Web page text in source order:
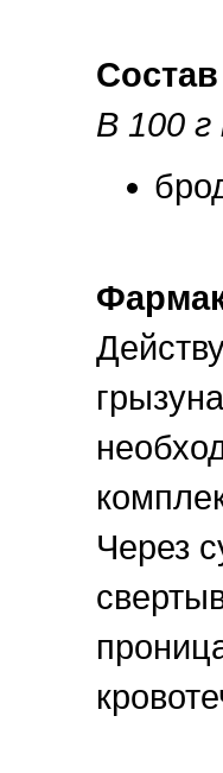
Состав
В 100
Через